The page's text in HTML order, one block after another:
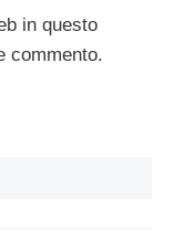
in questo
commento.